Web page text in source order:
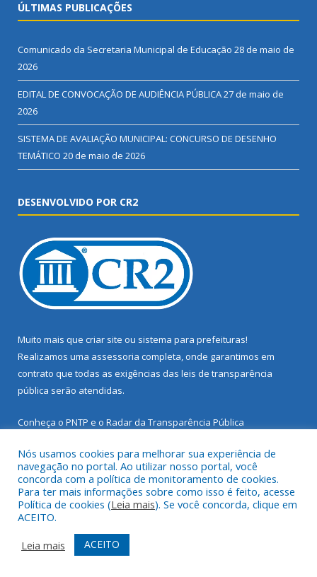
ÚLTIMAS PUBLICAÇÕES
Comunicado da Secretaria Municipal de Educação 28 de maio de
2026
EDITAL DE CONVOCAÇÃO DE AUDIÊNCIA PÚBLICA27 de maio de
2026
SISTEMA DE AVALIAÇÃO MUNICIPAL: CONCURSO DE DESENHO
TEMÁTICO 20 de maio de 2026
DESENVOLVIDO POR CR2
Muito mais que criar site ou sistema para prefeituras!
Realizamos uma assessoria completa, onde garantimos em
contrato que todas as exigências das leis de transparência
pública serão atendidas.
Conheça o PNTP e o Radar da Transparência Pública
Todos os direitos reservados a Prefeitura Municipal de Santarém
Novo.
Mapa do Site
Acessar Área Administrativa
Acessar Webmail
Nós usamos cookies para melhorar sua experiência de
navegação no portal. Ao utilizar nosso portal, você
concorda com a política de monitoramento de cookies.
Para ter mais informações sobre como isso é feito, acesse
Política de cookies (Leia mais). Se você concorda, clique em
ACEITO.
Leia mais
ACEITO